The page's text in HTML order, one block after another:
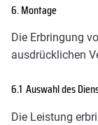
6. Montage
Die Erbringung
ausdrücklichen
6.1 Auswahl des
Die Leistung